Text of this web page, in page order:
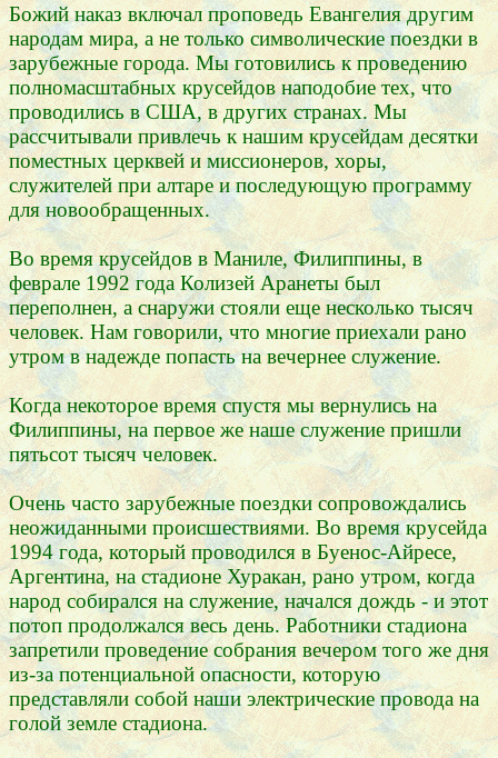
Божий наказ включал проповедь Евангелия другим
народам мира, а не только символические поездки в
зарубежные города. Мы готовились к проведению
полномасштабных крусейдов наподобие тех, что
проводились в США, в других странах. Мы
рассчитывали привлечь к нашим крусейдам десятки
поместных церквей и миссионеров, хоры,
служителей при алтаре и последующую программу
для новообращенных.
Во время крусейдов в Маниле, Филиппины, в
феврале 1992 года Колизей Аранеты был
переполнен, а снаружи стояли еще несколько тысяч
человек. Нам говорили, что многие приехали рано
утром в надежде попасть на вечернее служение.
Когда некоторое время спустя мы вернулись на
Филиппины, на первое же наше служение пришли
пятьсот тысяч человек.
Очень часто зарубежные поездки сопровождались
неожиданными происшествиями. Во время крусейда
1994 года, который проводился в Буенос-Айресе,
Аргентина, на стадионе Хуракан, рано утром, когда
народ собирался на служение, начался дождь - и этот
потоп продолжался весь день. Работники стадиона
запретили проведение собрания вечером того же дня
из-за потенциальной опасности, которую
представляли собой наши электрические провода на
голой земле стадиона.